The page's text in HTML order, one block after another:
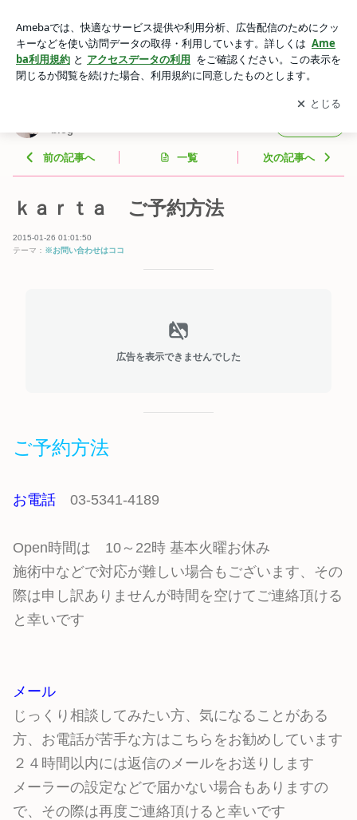
容オタクblogアプリをダウンロードして ブログの更新通知
を受け取りまし
ょう。
開く
blog
前の記事へ 一覧 次の記事へ
ｋａｒｔａ ご予約方法
2015-01-26 01:01:50
テーマ： ※お問い合わせはココ
広告を表示できませんでした
ご予約方法
お電話 03-5341-4189
Open時間は 10～22時 基本火曜お休み
施術中などで対応が難しい場合もございます、その
際は申し訳ありませんが時間を空けてご連絡頂ける
と幸いです
メール
じっくり相談してみたい方、気になることがある
方、お電話が苦手な方はこちらをお勧めしています
２４時間以内には返信のメールをお送りします
メーラーの設定などで届かない場合もありますの
で、その際は再度ご連絡頂けると幸いです